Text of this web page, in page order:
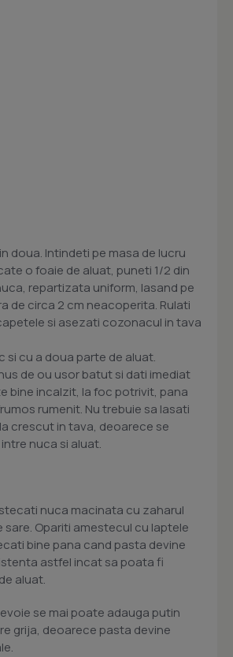
doua. Intindeti pe masa de lucru
o foaie de aluat, puneti 1/2 din
repartizata uniform, lasand pe
de circa 2 cm neacoperita. Rulati
si asezati cozonacul in tava
si cu a doua parte de aluat.
de ou usor batut si dati imediat
bine incalzit, la foc potrivit, pana
rumenit. Nu trebuie sa lasati
crescut in tava, deoarece se
nuca si aluat.
nuca macinata cu zaharul
sare. Opariti amestecul cu laptele
bine pana cand pasta devine
astfel incat sa poata fi
aluat.
se mai poate adauga putin
grija, deoarece pasta devine